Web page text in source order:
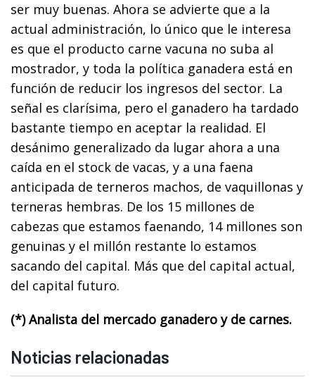
ser muy buenas. Ahora se advierte que a la
actual administración, lo único que le interesa
es que el producto carne vacuna no suba al
mostrador, y toda la política ganadera está en
función de reducir los ingresos del sector. La
señal es clarísima, pero el ganadero ha tardado
bastante tiempo en aceptar la realidad. El
desánimo generalizado da lugar ahora a una
caída en el stock de vacas, y a una faena
anticipada de terneros machos, de vaquillonas y
terneras hembras. De los 15 millones de
cabezas que estamos faenando, 14 millones son
genuinas y el millón restante lo estamos
sacando del capital. Más que del capital actual,
del capital futuro.
(*) Analista del mercado ganadero y de carnes.
Noticias relacionadas